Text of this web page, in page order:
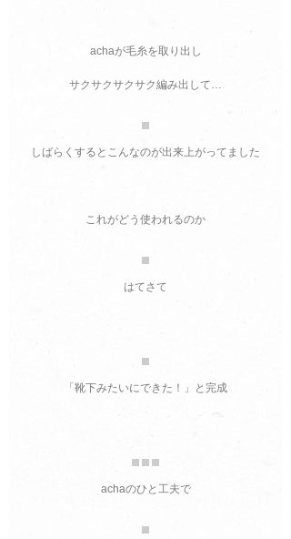
achaが毛糸を取り出し
サクサクサクサク編み出して…
しばらくするとこんなのが出来上がってました
これがどう使われるのか
はてさて
「靴下みたいにできた！」と完成
achaのひと工夫で